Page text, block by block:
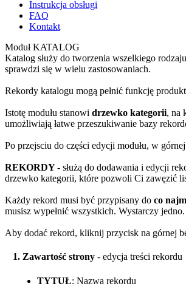
Instrukcja obsługi
FAQ
Kontakt
Moduł KATALOG
Katalog służy do tworzenia wszelkiego
sprawdzi się w wielu zastosowaniach.
Rekordy katalogu mogą pełnić funkcję
Istotę modułu stanowi drzewko kategorii, na
umożliwiają łatwe przeszukiwanie bazy
Po przejsciu do części edycji modułu, w
REKORDY- służą do dodawania i edycji
drzewko kategorii, które pozwoli Ci zawęzić
Każdy rekord musi być przypisany do co
musisz wypełnić wszystkich. Wystarczy
Aby dodać rekord, kliknij przycisk na górnej
1. Zawartość strony - edycja treści rekordu
TYTUŁ: Nazwa rekordu